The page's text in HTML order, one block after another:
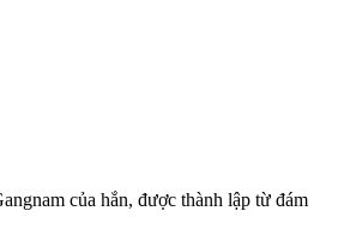
của hắn, được thành lập từ đám